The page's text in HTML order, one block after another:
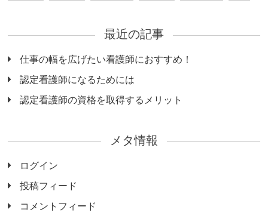
最近の記事
仕事の幅を広げたい看護師におすすめ！
認定看護師になるためには
認定看護師の資格を取得するメリット
メタ情報
ログイン
投稿フィード
コメントフィード